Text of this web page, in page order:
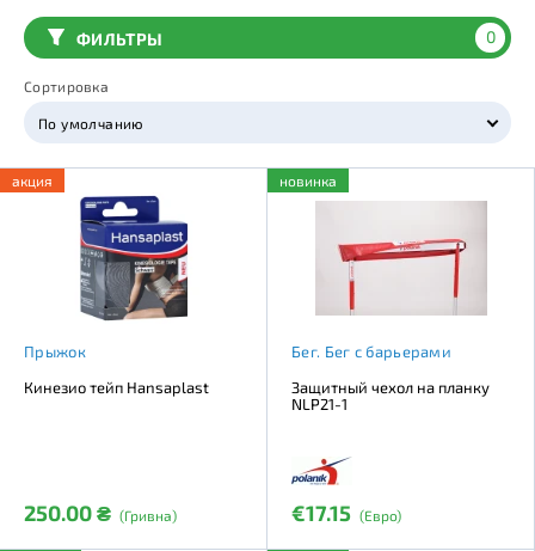
ФИЛЬТРЫ 0
Сортировка
По умолчанию
акция
Прыжок
Кинезио тейп Hansaplast
250.00 ₴ (Гривна)
новинка
Бег. Бег с барьерами
Защитный чехол на планку
NLP21-1
€17.15 (Евро)